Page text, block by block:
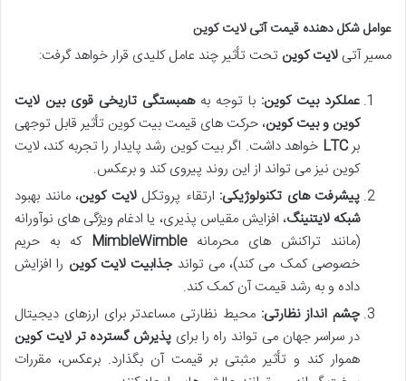
عوامل شکل دهنده قیمت آتی لایت کوین
مسیر آتی لایت کوین تحت تأثیر چند عامل کلیدی قرار خواهد گرفت:
عملکرد بیت کوین: با توجه بههمبستگی تاریخی قوی بین لایت
کوین و بیت کوین، حرکت های قیمت بیت کوین تأثیر قابل توجهی
برLTC خواهد داشت. اگر بیت کوین رشد پایدار را تجربه کند، لایت
کوین نیز می تواند از این روند پیروی کند و برعکس.
پیشرفت های تکنولوژیکی: ارتقاء پروتکللایت کوین، مانند بهبود
شبکه لایتنینگ، افزایش مقیاس پذیری، یا ادغام ویژگی های نوآورانه
(مانند تراکنش های محرمانهMimbleWimble که به حریم
خصوصی کمک می کند)، می تواندجذابیت لایت کوین را افزایش
داده و به رشد قیمت آن کمک کند.
چشم انداز نظارتی: محیط نظارتی مساعدتر برای ارزهای دیجیتال
در سراسر جهان می تواند راه را برای پذیرش گسترده تر لایت کوین
هموار کند و تأثیر مثبتی بر قیمت آن بگذارد. برعکس، مقررات